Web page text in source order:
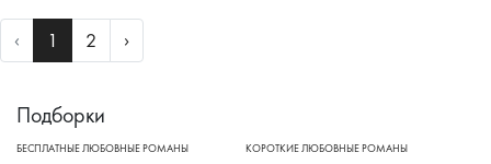
‹ Previous
1 2 ›Next
Подборки
БЕСПЛАТНЫЕ ЛЮБОВНЫЕ РОМАНЫ
КОРОТКИЕ ЛЮБОВНЫЕ РОМАНЫ